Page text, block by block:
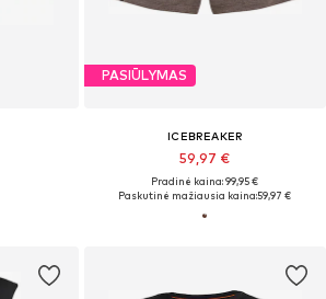
PASIŪLYMAS
ICEBREAKER
59,97 €
Pradinė kaina: 99,95 €
Paskutinė mažiausia kaina:59,97 €